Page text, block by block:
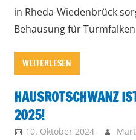
in Rheda-Wiedenbrück
Behausung für
WEITERLESEN
HAUSROTSCHWANZ
2025!
10. Oktober 2024